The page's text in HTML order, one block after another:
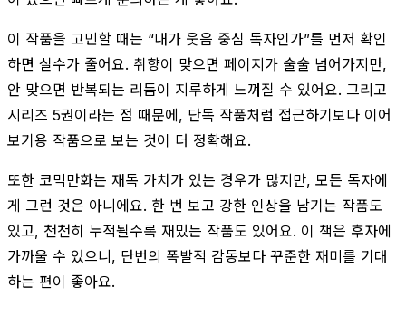
이 작품을 고민할 때는 “내가 웃음 중심 독자인가”를 먼저 확인
하면 실수가 줄어요. 취향이 맞으면 페이지가 술술 넘어가지만,
안 맞으면 반복되는 리듬이 지루하게 느껴질 수 있어요. 그리고
시리즈 5권이라는 점 때문에, 단독 작품처럼 접근하기보다 이어
보기용 작품으로 보는 것이 더 정확해요.
또한 코믹만화는 재독 가치가 있는 경우가 많지만, 모든 독자에
게 그런 것은 아니에요. 한 번 보고 강한 인상을 남기는 작품도
있고, 천천히 누적될수록 재밌는 작품도 있어요. 이 책은 후자에
가까울 수 있으니, 단번의 폭발적 감동보다 꾸준한 재미를 기대
하는 편이 좋아요.